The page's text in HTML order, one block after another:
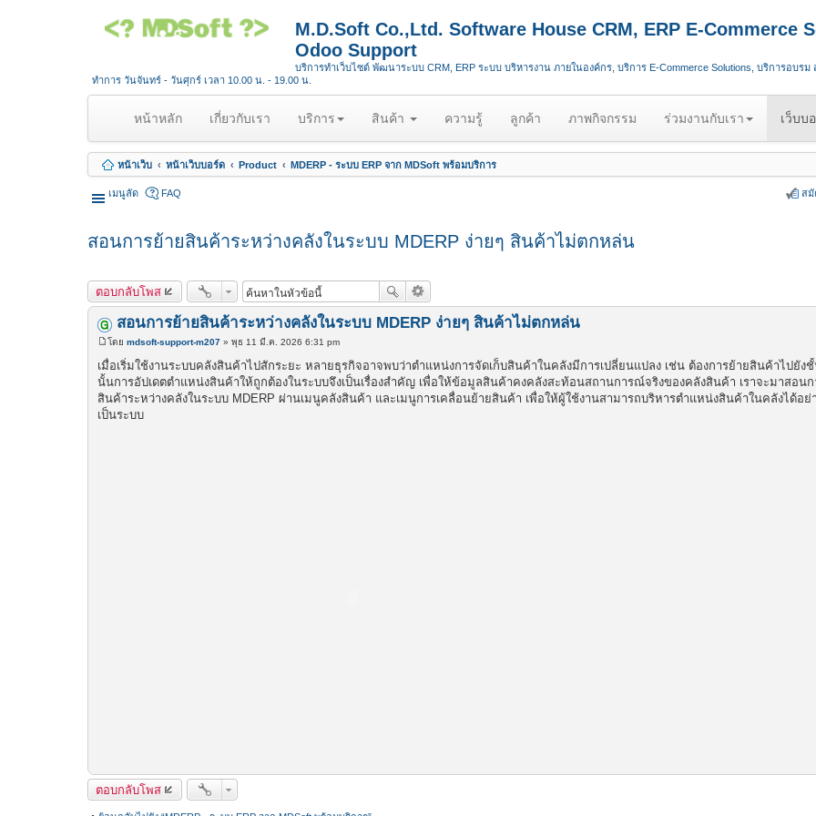
M.D.Soft Co.,Ltd. Software House CRM, ERP E-Commerce
Odoo Support
บริการทำเว็บไซต์ พัฒนาระบบ CRM, ERP ระบบ บริหารงาน ภายในองค์กร, บริการ E-Commerce Solutions, บริการอบรม
ทำการ วันจันทร์ - วันศุกร์ เวลา 10.00 น. - 19.00 น.
หน้าหลัก(
u
r
t
เกี่ยวกับเรา บริการ สินค้า ความรู้ ลูกค้า ภาพกิจกรรม ร่วมงานกับเรา เว็บบ
หน้าเว็บ หน้าเว็บบอร์ด Product MDERP - ระบบ ERP จาก MDSoft พร้อมบริการ
เมนูลัด FAQ สมั
สอนการย้ายสินค้าระหว่างคลังในระบบ MDERP ง่ายๆ สินค้าไม่ตกหล่น
ตอบกลับโพส
สอนการย้ายสินค้าระหว่างคลังในระบบ MDERP ง่ายๆ สินค้าไม่ตกหล่น
พ
ส
ต์
โดย mdsoft-support-m207 » พุธ 11 มี.ค. 2026 6:31 pm
เมื่อเริ่มใช้งานระบบคลังสินค้าไปสักระยะ หลายธุรกิจอาจพบว่าตำแหน่งการจัดเก็บสินค้าในคลังมีการเปลี่ยนแปลง เช่น ต้องการย้ายสินค้าไปยัง
นั้นการอัปเดตตำแหน่งสินค้าให้ถูกต้องในระบบจึงเป็นเรื่องสำคัญ เพื่อให้ข้อมูลสินค้าคงคลังสะท้อนสถานการณ์จริงของคลังสินค้า เราจะมาสอนก
สินค้าระหว่างคลังในระบบ MDERP ผ่านเมนูคลังสินค้า และเมนูการเคลื่อนย้ายสินค้า เพื่อให้ผู้ใช้งานสามารถบริหารตำแหน่งสินค้าในคลังได้อย่
เป็นระบบ
ตอบกลับโพส